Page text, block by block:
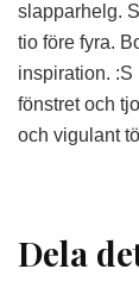
slapparhelg.
tio före fyra.
inspiration. :S
fönstret och
och vigulant
Dela